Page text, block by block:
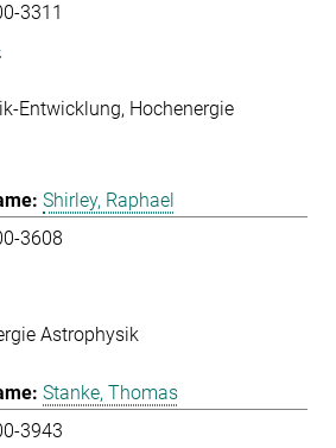
3311
Entwicklung Hochenergie
Shirley, Raphael
3608
Astrophysik
Stanke, Thomas
3943